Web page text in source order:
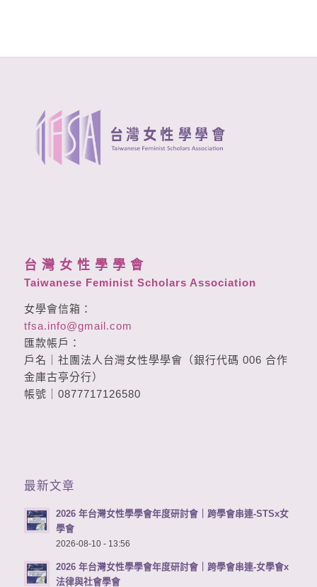
台 灣 女 性 學 學 會
Taiwanese Feminist Scholars Association
女學會信箱：
tfsa.info@gmail.com
匯款帳戶：
戶名｜社團法人台灣女性學學會（銀行代碼 006 合作
金庫古亭分行）
帳號｜0877717126580
最新文章
2026 年台灣女性學學會年度研討會｜跨學會串連-STSx女
學會
2026-08-10 - 13:56
2026 年台灣女性學學會年度研討會｜跨學會串連-女學會x
法律與社會學會